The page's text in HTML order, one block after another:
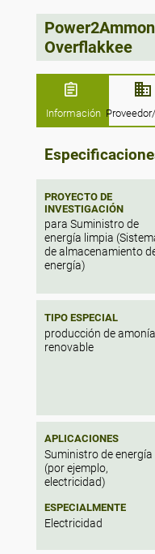
Overflakkee
Información
PROYECTO DE
INVESTIGACIÓN
para Suministro de
energía limpia
de almacenamiento
energía)
TIPO ESPECIAL
producción de
renovable
APLICACIONES
Suministro de energía
(por ejemplo,
electricidad)
ESPECIALMENTE
Electricidad